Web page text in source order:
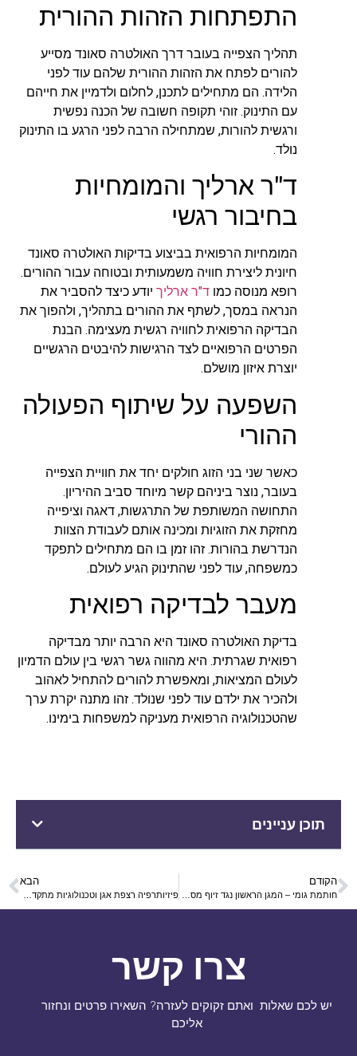
התפתחות הזהות ההורית
תהליך הצפייה בעובר דרך האולטרה סאונד מסייע
להורים לפתח את הזהות ההורית שלהם עוד לפני
הלידה. הם מתחילים לתכנן, לחלום ולדמיין את חייהם
עם התינוק. זוהי תקופה חשובה של הכנה נפשית
ורגשית להורות, שמתחילה הרבה לפני הרגע בו התינוק
נולד.
ד"ר ארליך והמומחיות
בחיבור רגשי
המומחיות הרפואית בביצוע בדיקות האולטרה סאונד
חיונית ליצירת חוויה משמעותית ובטוחה עבור ההורים.
רופא מנוסה כמו ד"ר ארליך יודע כיצד להסביר את
הנראה במסך, לשתף את ההורים בתהליך, ולהפוך את
הבדיקה הרפואית לחוויה רגשית מעצימה. הבנת
הפרטים הרפואיים לצד הרגישות להיבטים הרגשיים
יוצרת איזון מושלם.
השפעה על שיתוף הפעולה
ההורי
כאשר שני בני הזוג חולקים יחד את חוויית הצפייה
בעובר, נוצר ביניהם קשר מיוחד סביב ההיריון.
התחושה המשותפת של התרגשות, דאגה וציפייה
מחזקת את הזוגיות ומכינה אותם לעבודת הצוות
הנדרשת בהורות. זהו זמן בו הם מתחילים לתפקד
כמשפחה, עוד לפני שהתינוק הגיע לעולם.
מעבר לבדיקה רפואית
בדיקת האולטרה סאונד היא הרבה יותר מבדיקה
רפואית שגרתית. היא מהווה גשר רגשי בין עולם הדמיון
לעולם המציאות, ומאפשרת להורים להתחיל לאהוב
ולהכיר את ילדם עוד לפני שנולד. זהו מתנה יקרת ערך
שהטכנולוגיה הרפואית מעניקה למשפחות בימינו.
תוכן עניינים
הקודם הבא
צרו קשר
יש לכם שאלות ואתם זקוקים לעזרה? השאירו פרטים ונחזור
אליכם